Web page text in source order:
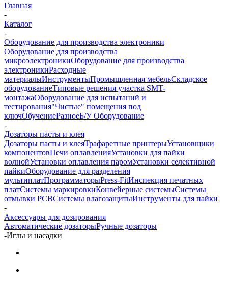
Главная
-
Каталог
-
Оборудование для производства электроники
Оборудование для производства
микроэлектроникиОборудование для производства
электроникиРасходные
материалыИнструментыПромышленная мебельСкладское
оборудованиеТиповые решения участка SMT-
монтажаОборудование для испытаний и
тестирования"Чистые" помещения под
ключОбучениеРазноеБ/У Оборудование
-
Дозаторы пасты и клея
Дозаторы пасты и клеяТрафаретные принтерыУстановщики
компонентовПечи оплавленияУстановки для пайки
волнойУстановки оплавления паромУстановки селективной
пайкиОборудование для разделения
мультиплатПрограмматорыPress-FitИнспекция печатных
платСистемы маркировкиКонвейерные системыСистемы
отмывки PCBСистемы влагозащитыИнструменты для пайки
-
Аксессуары для дозирования
Автоматические дозаторыРучные дозаторы
-Иглы и насадки